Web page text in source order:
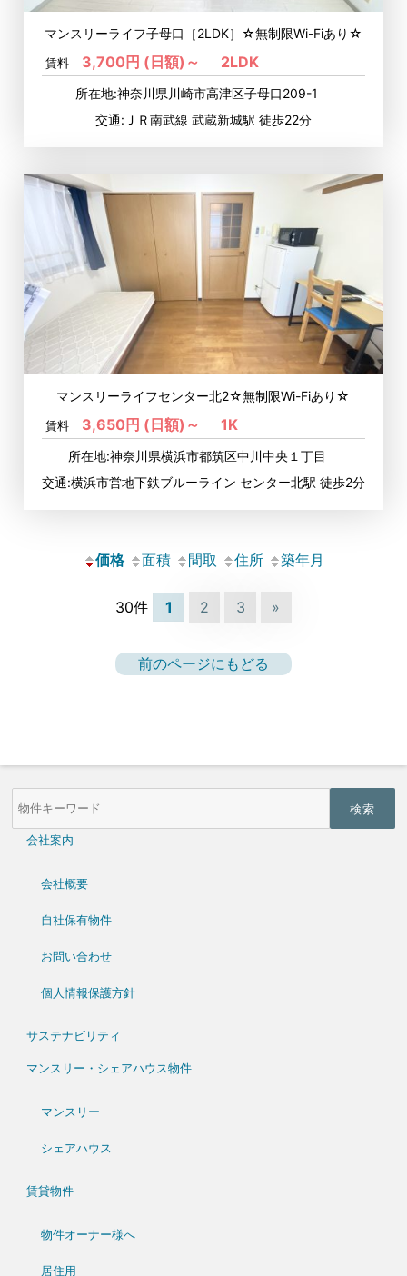
マンスリーライフ子母口［2LDK］☆無制限Wi-Fiあり☆
賃料 3,700円 (日額)～ 2LDK
所在地:神奈川県川崎市高津区子母口209-1
交通:ＪＲ南武線 武蔵新城駅 徒歩22分
マンスリーライフセンター北2☆無制限Wi-Fiあり☆
賃料 3,650円 (日額)～ 1K
所在地:神奈川県横浜市都筑区中川中央１丁目
交通:横浜市営地下鉄ブルーライン センター北駅 徒歩2分
価格 面積 間取 住所 築年月
30件 1 2 3 »
前のページにもどる
物
件
会社案内
会社概要
自社保有物件
お問い合わせ
個人情報保護方針
サステナビリティ
マンスリー・シェアハウス物件
マンスリー
シェアハウス
賃貸物件
物件オーナー様へ
居住用